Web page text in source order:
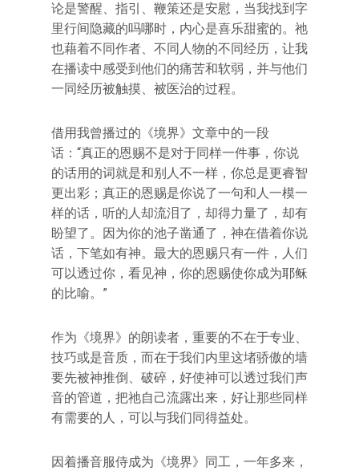
论是警醒、指引、鞭策还是安慰，当我找到字
里行间隐藏的吗哪时，内心是喜乐甜蜜的。祂
也藉着不同作者、不同人物的不同经历，让我
在播读中感受到他们的痛苦和软弱，并与他们
一同经历被触摸、被医治的过程。
借用我曾播过的《境界》文章中的一段
话：“真正的恩赐不是对于同样一件事，你说
的话用的词就是和别人不一样，你总是更睿智
更出彩；真正的恩赐是你说了一句和人一模一
样的话，听的人却流泪了，却得力量了，却有
盼望了。因为你的池子凿通了，神在借着你说
话，下笔如有神。最大的恩赐只有一件，人们
可以透过你，看见神，你的恩赐使你成为耶稣
的比喻。”
作为《境界》的朗读者，重要的不在于专业、
技巧或是音质，而在于我们内里这堵骄傲的墙
要先被神推倒、破碎，好使神可以透过我们声
音的管道，把祂自己流露出来，好让那些同样
有需要的人，可以与我们同得益处。
因着播音服侍成为《境界》同工，一年多来，